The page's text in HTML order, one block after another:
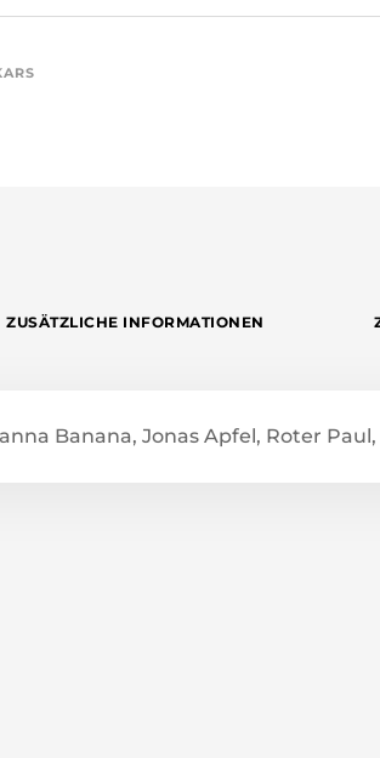
ZUSÄTZLICHE INFORMATIONEN
Banana, Jonas Apfel, Roter